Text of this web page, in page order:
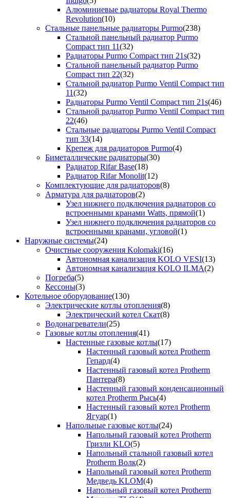
Алюминиевые радиаторы Royal Thermo
Revolution(10)
Стальные панельные радиаторы Purmo(238)
Стальной панельный радиатор Purmo
Compact тип 11(32)
Радиаторы Purmo Compact тип 21s(32)
Стальной панельный радиатор Purmo
Compact тип 22(32)
Стальной радиатор Purmo Ventil Compact тип
11(32)
Радиаторы Purmo Ventil Compact тип 21s(46)
Стальной радиатор Purmo Ventil Compact тип
22(46)
Стальные радиаторы Purmo Ventil Compact
тип 33(14)
Крепеж для радиаторов Purmo(4)
Биметаллические радиаторы(30)
Радиатор Rifar Base(18)
Радиатор Rifar Monolit(12)
Комплектующие для радиаторов(8)
Арматура для радиаторов(2)
Узел нижнего подключения радиаторов со
встроенными кранами Watts, прямой(1)
Узел нижнего подключения радиаторов со
встроенными кранами, угловой(1)
Наружные системы(24)
Очистные сооружения Kolomaki(16)
Автономная канализация KOLO VESI(13)
Автономная канализация KOLO ILMA(2)
Погреба(5)
Кессоны(3)
Котельное оборудование(130)
Электрические котлы отопления(8)
Электрический котел Скат(8)
Водонагреватели(25)
Газовые котлы отопления(41)
Настенные газовые котлы(17)
Настенный газовый котел Protherm
Гепард(4)
Настенный газовый котел Protherm
Пантера(8)
Настенный газовый конденсационный
котел Protherm Рысь(4)
Настенный газовый котел Protherm
Ягуар(1)
Напольные газовые котлы(24)
Напольный газовый котел Protherm
Гризли KLO(5)
Напольный стальной газовый котел
Protherm Волк(2)
Напольный газовый котел Protherm
Медведь KLOM(4)
Напольный газовый котел Protherm